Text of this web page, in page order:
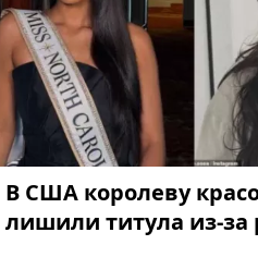
В США королеву
лишили титула из-за